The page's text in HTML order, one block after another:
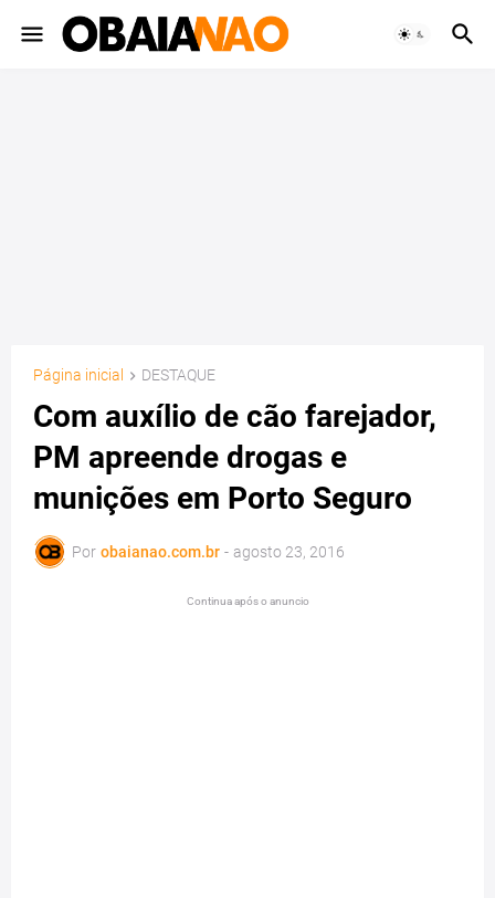
Página inicial DESTAQUE
Com auxílio de cão farejador,
PM apreende drogas e
munições em Porto Seguro
Por obaianao.com.br - agosto 23, 2016
Continua após o anuncio